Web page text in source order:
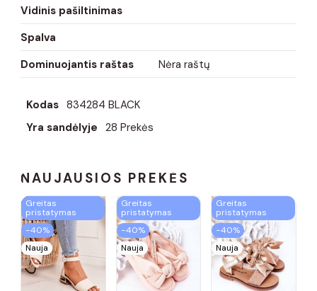
Vidinis pašiltinimas
Spalva
Dominuojantis raštas
Nėra raštų
Kodas 834284 BLACK
Yra sandėlyje 28 Prekės
NAUJAUSIOS PREKĖS
Greitas
pristatymas
−40%
Nauja
Greitas
pristatymas
−40%
Nauja
Greitas
pristatymas
−40%
Nauja